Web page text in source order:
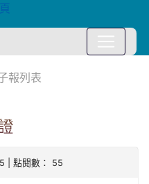
報列表
| 點閱數： 55